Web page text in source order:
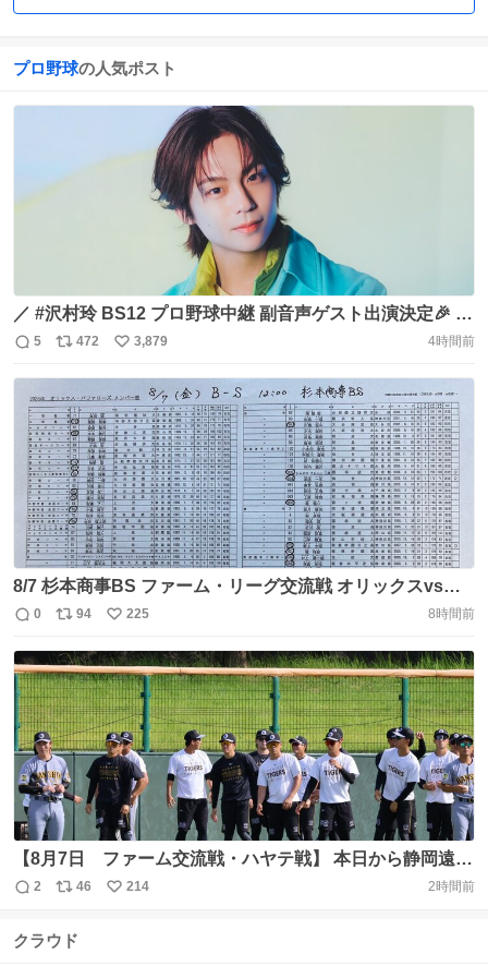
プロ野球の人気ポスト
／ #沢村玲 BS12 プロ野球中継 副音声ゲスト出演決定🎉 ＼
沢村玲が 東北楽天ゴールデンイーグルス vs 千葉ロッテマ
さまぜひお聴きください🏟️ ＜試合日程＞ 8/18(火)17:59~
詳細はこちら📝 🔗 https://t.co/9B4wy0xeMa
@twellv_baseball https://t.co/eh5424PkYE
返
信
5
リ
ポ
ス
ト
数
472
い
い
ね
数
3,879 4時間前
8/7 杉本商事BS ファーム・リーグ交流戦 オリックスvsヤ
クルト 両チームのメンバー表です！ 先発投手は バファロ
#bs2026 #bsファーム #swallows
https://t.co/yPK2NUN3xd
返
信
数
0
リ
ポ
ス
ト
数
94
い
い
ね
数
225 8時間前
【8月7日 ファーム交流戦・ハヤテ戦】 本日から静岡遠征
で #ハヤテベンチャーズ静岡 3連戦❗️ ●帯同メンバー 富田
枝、町田、藤田、嶋村 木浪、ディベイニー、谷端、佐野、
返
数
2
リ
ス
46
い
214 2時間前
クラウド